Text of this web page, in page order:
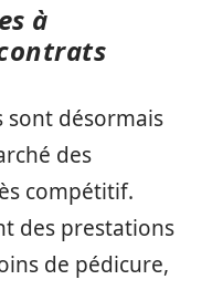
à
sont désormais
des
compétitif.
des prestations
de pédicure,